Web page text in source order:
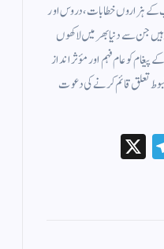
ہزاروں خطابات، دروس اور
جن سے دنیا بھر میں لاکھوں
کو عام فہم اور مؤثر انداز
تعلق قائم کرنے کی دعوت
Te
le